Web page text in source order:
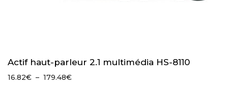
Actif haut-parleur 2.1 multimédia HS-8110
16.82€ – 179.48€Plage